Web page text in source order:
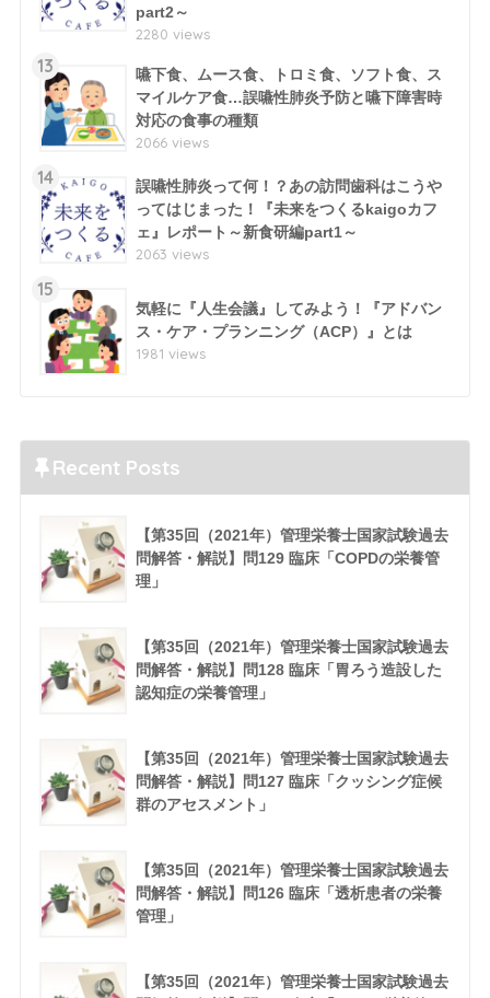
part2～
2280 views
13
嚥下食、ムース食、トロミ食、ソフト食、ス
マイルケア食…誤嚥性肺炎予防と嚥下障害時
対応の食事の種類
2066 views
14
誤嚥性肺炎って何！？あの訪問歯科はこうや
ってはじまった！『未来をつくるkaigoカフ
ェ』レポート～新食研編part1～
2063 views
15
気軽に『人生会議』してみよう！『アドバン
ス・ケア・プランニング（ACP）』とは
1981 views
Recent Posts
【第35回（2021年）管理栄養士国家試験過去
問解答・解説】問129 臨床「COPDの栄養管
理」
【第35回（2021年）管理栄養士国家試験過去
問解答・解説】問128 臨床「胃ろう造設した
認知症の栄養管理」
【第35回（2021年）管理栄養士国家試験過去
問解答・解説】問127 臨床「クッシング症候
群のアセスメント」
【第35回（2021年）管理栄養士国家試験過去
問解答・解説】問126 臨床「透析患者の栄養
管理」
【第35回（2021年）管理栄養士国家試験過去